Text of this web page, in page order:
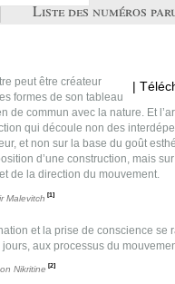
Liste des numéros
|
peut être créateur
formes de son tableau
de commun avec la nature. Et
qui découle non des
et non sur la base du goût
d’une construction, mais
de la direction du mouvement.
Malevitch [1]
et la prise de conscience se
aux processus du
Nikritine [2]